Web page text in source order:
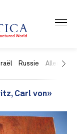
Russie Allemagne
Carl von»